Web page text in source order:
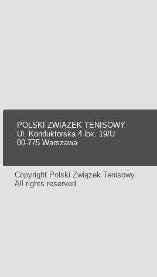
POLSKI ZWIĄZEK TENISOWY
Ul. Konduktorska 4 lok. 19/U
00-775 Warszawa
Copyright Polski Związek Tenisowy.
All rights reserved